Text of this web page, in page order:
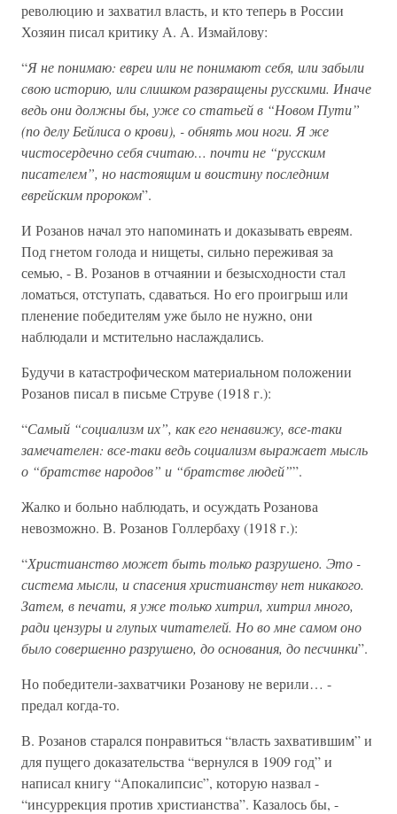
революцию и захватил власть, и кто теперь в России
Хозяин писал критику А. А. Измайлову:
“Я не понимаю: евреи или не понимают себя, или забыли
свою историю, или слишком развращены русскими. Иначе
ведь они должны бы, уже со статьей в “Новом Пути”
(по делу Бейлиса о крови), - обнять мои ноги. Я же
чистосердечно себя считаю… почти не “русским
писателем”, но настоящим и воистину последним
еврейским пророком”.
И Розанов начал это напоминать и доказывать евреям.
Под гнетом голода и нищеты, сильно переживая за
семью, - В. Розанов в отчаянии и безысходности стал
ломаться, отступать, сдаваться. Но его проигрыш или
пленение победителям уже было не нужно, они
наблюдали и мстительно наслаждались.
Будучи в катастрофическом материальном положении
Розанов писал в письме Струве (1918 г.):
“Самый “социализм их”, как его ненавижу, все-таки
замечателен: все-таки ведь социализм выражает мысль
о “братстве народов” и “братстве людей””.
Жалко и больно наблюдать, и осуждать Розанова
невозможно. В. Розанов Голлербаху (1918 г.):
“Христианство может быть только разрушено. Это -
система мысли, и спасения христианству нет никакого.
Затем, в печати, я уже только хитрил, хитрил много,
ради цензуры и глупых читателей. Но во мне самом оно
было совершенно разрушено, до основания, до песчинки”.
Но победители-захватчики Розанову не верили… -
предал когда-то.
В. Розанов старался понравиться “власть захватившим” и
для пущего доказательства “вернулся в 1909 год” и
написал книгу “Апокалипсис”, которую назвал -
“инсуррекция против христианства”. Казалось бы, -